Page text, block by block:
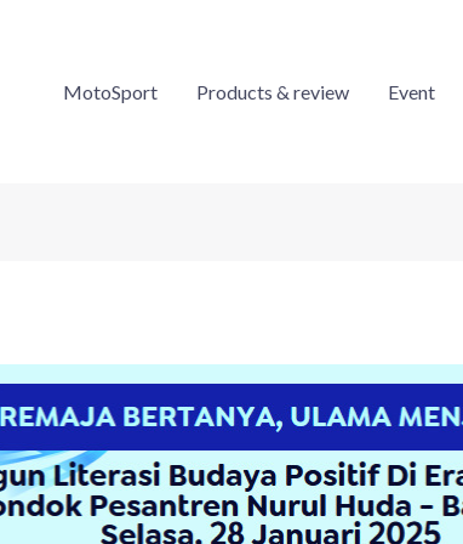
MotoSport Products & review Event